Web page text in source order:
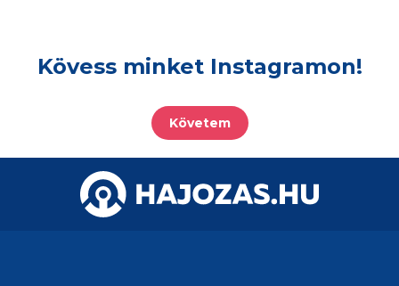
Kövess minket Instagramon!
Követem